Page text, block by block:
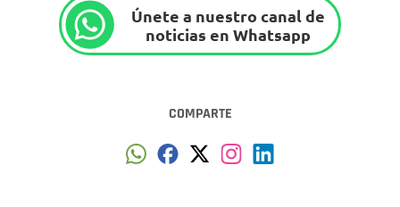
Únete a nuestro canal de
noticias en Whatsapp
COMPARTE